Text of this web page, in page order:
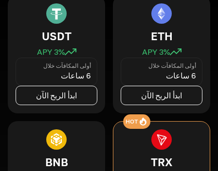
ETH
3% APY
أولى المكافآت خلال
6 ساعات
ابدأ الربح الآن
USDT
3% APY
أولى المكافآت خلال
6 ساعات
ابدأ الربح الآن
HOT
TRX
BNB